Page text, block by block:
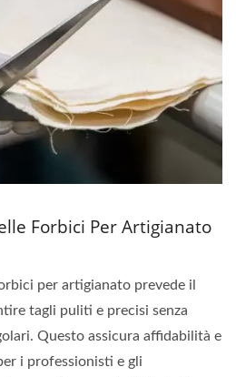
Forbici Per Artigianato
per artigianato prevede il
tagli puliti e precisi senza
Questo assicura affidabilità e
i professionisti e gli